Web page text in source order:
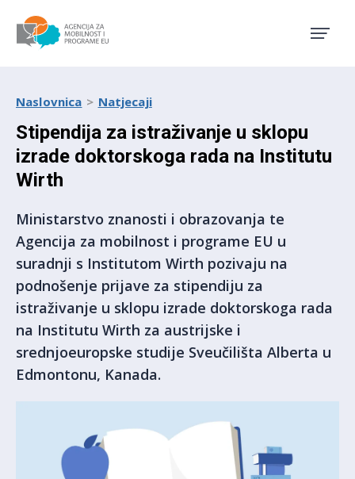
Naslovnica Natjecaji
Stipendija za istraživanje u sklopu
izrade doktorskoga rada na Institutu
Wirth
Ministarstvo znanosti i obrazovanja te
Agencija za mobilnost i programe EU u
suradnji s Institutom Wirth pozivaju na
podnošenje prijave za stipendiju za
istraživanje u sklopu izrade doktorskoga rada
na Institutu Wirth za austrijske i
srednjoeuropske studije Sveučilišta Alberta u
Edmontonu, Kanada.